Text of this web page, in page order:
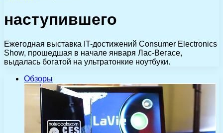
наступившего
Ежегодная выставка IT-достижений Consumer Electronics
Show, прошедшая в начале января Лас-Вегасе,
выдалась богатой на ультратонкие ноутбуки.
Обзоры